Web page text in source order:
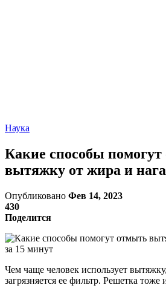
Наука
Какие способы
вытяжку от жира и
Опубликовано Фев 14, 2023
430
Поделится
Чем чаще человек использует
загрязняется ее фильтр. Решетка тоже